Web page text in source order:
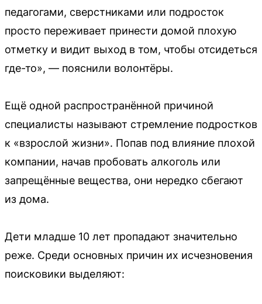
педагогами, сверстниками или подросток
просто переживает принести домой плохую
отметку и видит выход в том, чтобы отсидеться
где-то», — пояснили волонтёры.
Ещё одной распространённой причиной
специалисты называют стремление подростков
к «взрослой жизни». Попав под влияние плохой
компании, начав пробовать алкоголь или
запрещённые вещества, они нередко сбегают
из дома.
Дети младше 10 лет пропадают значительно
реже. Среди основных причин их исчезновения
поисковики выделяют: